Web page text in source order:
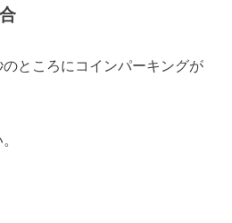
ところにコインパーキングが